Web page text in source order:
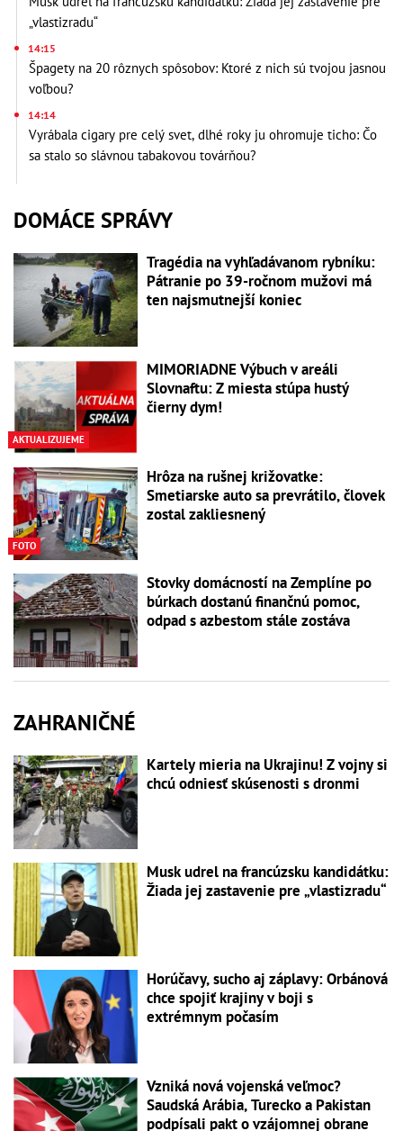
„vlastizradu“
14:15
Špagety na 20 rôznych spôsobov: Ktoré z nich sú tvojou jasnou
voľbou?
14:14
Vyrábala cigary pre celý svet, dlhé roky ju ohromuje ticho: Čo
sa stalo so slávnou tabakovou továrňou?
DOMÁCE SPRÁVY
Tragédia na vyhľadávanom rybníku:
Pátranie po 39-ročnom mužovi má
ten najsmutnejší koniec
AKTUALIZUJEME
MIMORIADNE Výbuch v areáli
Slovnaftu: Z miesta stúpa hustý
čierny dym!
FOTO
Hrôza na rušnej križovatke:
Smetiarske auto sa prevrátilo, človek
zostal zakliesnený
Stovky domácností na Zemplíne po
búrkach dostanú finančnú pomoc,
odpad s azbestom stále zostáva
ZAHRANIČNÉ
Kartely mieria na Ukrajinu! Z vojny si
chcú odniesť skúsenosti s dronmi
Musk udrel na francúzsku kandidátku:
Žiada jej zastavenie pre „vlastizradu“
Horúčavy, sucho aj záplavy: Orbánová
chce spojiť krajiny v boji s
extrémnym počasím
Vzniká nová vojenská veľmoc?
Saudská Arábia, Turecko a Pakistan
podpísali pakt o vzájomnej obrane